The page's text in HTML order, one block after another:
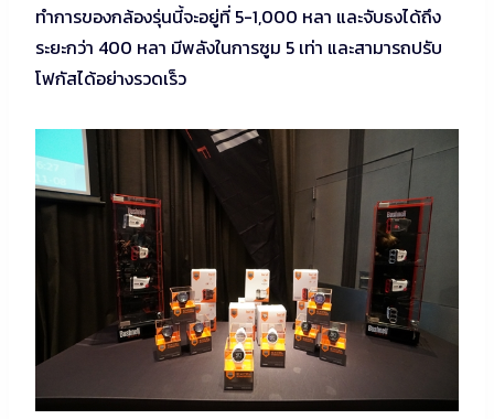
ทำการของกล้องรุ่นนี้จะอยู่ที่ 5-1,000 หลา และจับธงได้ถึง
ระยะกว่า 400 หลา มีพลังในการซูม 5 เท่า และสามารถปรับ
โฟกัสได้อย่างรวดเร็ว